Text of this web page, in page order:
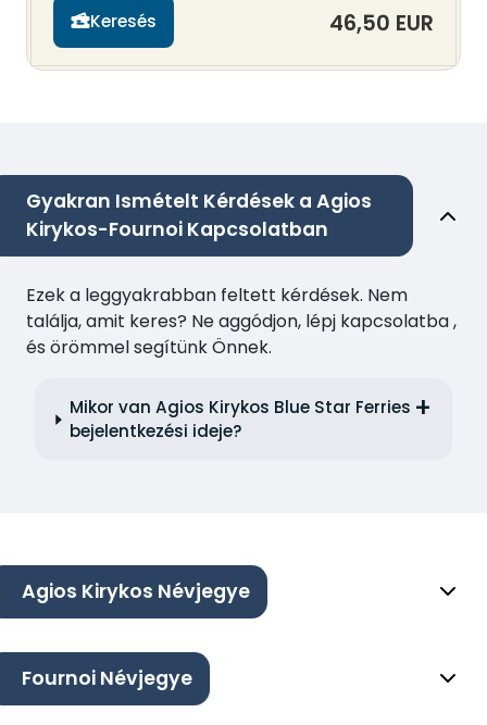
Keresés 46,50 EUR
Gyakran Ismételt Kérdések a Agios
Kirykos-Fournoi Kapcsolatban
Ezek a leggyakrabban feltett kérdések. Nem
találja, amit keres? Ne aggódjon, lépj kapcsolatba ,
és örömmel segítünk Önnek.
Mikor van Agios Kirykos Blue Star Ferries
bejelentkezési ideje?
Agios Kirykos Névjegye
Fournoi Névjegye